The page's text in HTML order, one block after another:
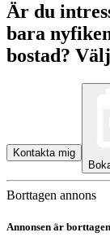
Är du
bara
bostad?
Kontakta mig
Borttagen annons
Annonsen är borttagen